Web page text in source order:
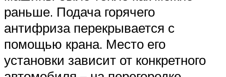
раньше. Подача горячего
антифриза перекрывается с
помощью крана. Место его
установки зависит от конкретного